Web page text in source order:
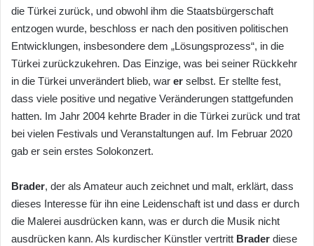
die Türkei zurück, und obwohl ihm die Staatsbürgerschaft
entzogen wurde, beschloss er nach den positiven politischen
Entwicklungen, insbesondere dem „Lösungsprozess“, in die
Türkei zurückzukehren. Das Einzige, was bei seiner Rückkehr
in die Türkei unverändert blieb, war er selbst. Er stellte fest,
dass viele positive und negative Veränderungen stattgefunden
hatten. Im Jahr 2004 kehrte Brader in die Türkei zurück und trat
bei vielen Festivals und Veranstaltungen auf. Im Februar 2020
gab er sein erstes Solokonzert.
Brader, der als Amateur auch zeichnet und malt, erklärt, dass
dieses Interesse für ihn eine Leidenschaft ist und dass er durch
die Malerei ausdrücken kann, was er durch die Musik nicht
ausdrücken kann. Als kurdischer Künstler vertritt Brader diese